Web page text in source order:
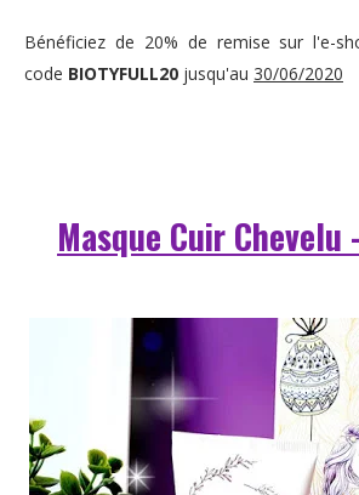
Bénéficiez de 20% de remise sur l'e-
code BIOTYFULL20 jusqu'au 30/06/2020
Masque Cuir Chevelu